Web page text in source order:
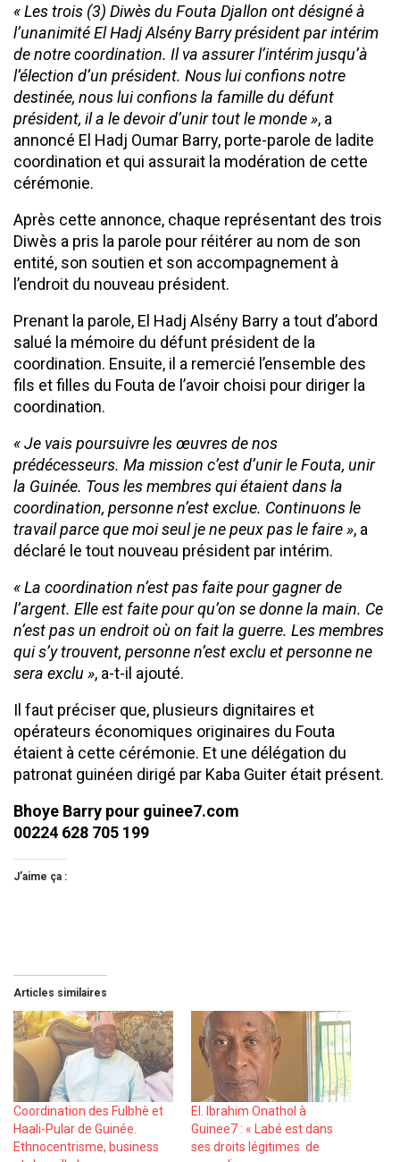
« Les trois (3) Diwès du Fouta Djallon ont désigné à
l’unanimité El Hadj Alsény Barry président par intérim
de notre coordination. Il va assurer l’intérim jusqu’à
l’élection d’un président. Nous lui confions notre
destinée, nous lui confions la famille du défunt
président, il a le devoir d’unir tout le monde », a
annoncé El Hadj Oumar Barry, porte-parole de ladite
coordination et qui assurait la modération de cette
cérémonie.
Après cette annonce, chaque représentant des trois
Diwès a pris la parole pour réitérer au nom de son
entité, son soutien et son accompagnement à
l’endroit du nouveau président.
Prenant la parole, El Hadj Alsény Barry a tout d’abord
salué la mémoire du défunt président de la
coordination. Ensuite, il a remercié l’ensemble des
fils et filles du Fouta de l’avoir choisi pour diriger la
coordination.
« Je vais poursuivre les œuvres de nos
prédécesseurs. Ma mission c’est d’unir le Fouta, unir
la Guinée. Tous les membres qui étaient dans la
coordination, personne n’est exclue. Continuons le
travail parce que moi seul je ne peux pas le faire », a
déclaré le tout nouveau président par intérim.
« La coordination n’est pas faite pour gagner de
l’argent. Elle est faite pour qu’on se donne la main. Ce
n’est pas un endroit où on fait la guerre. Les membres
qui s’y trouvent, personne n’est exclu et personne ne
sera exclu », a-t-il ajouté.
Il faut préciser que, plusieurs dignitaires et
opérateurs économiques originaires du Fouta
étaient à cette cérémonie. Et une délégation du
patronat guinéen dirigé par Kaba Guiter était présent.
Bhoye Barry pour guinee7.com
00224 628 705 199
J’aime ça :
Articles similaires
Coordination des Fulbhè et
Haali-Pular de Guinée.
Ethnocentrisme, business
El. Ibrahim Onathol à
Guinee7 : « Labé est dans
ses droits légitimes de